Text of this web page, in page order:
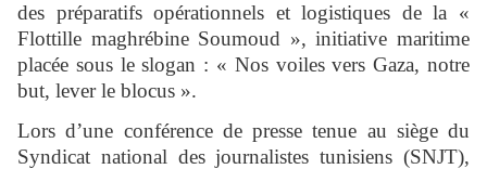
des préparatifs opérationnels et logistiques de la «
Flottille maghrébine Soumoud », initiative maritime
placée sous le slogan : « Nos voiles vers Gaza, notre
but, lever le blocus ».
Lors d’une conférence de presse tenue au siège du
Syndicat national des journalistes tunisiens (SNJT),